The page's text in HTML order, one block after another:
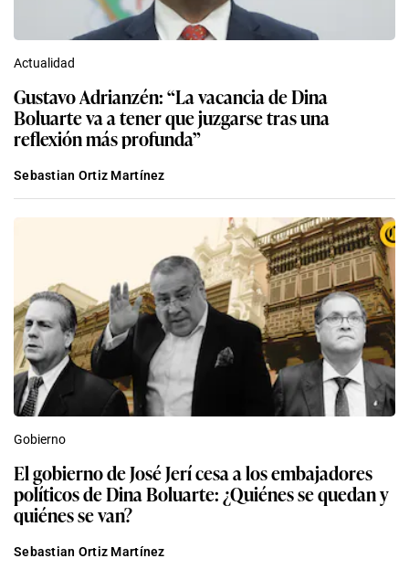
Actualidad
Gustavo Adrianzén: “La vacancia de Dina
Boluarte va a tener que juzgarse tras una
reflexión más profunda”
Sebastian Ortiz Martínez
Gobierno
El gobierno de José Jerí cesa a los embajadores
políticos de Dina Boluarte: ¿Quiénes se quedan y
quiénes se van?
Sebastian Ortiz Martínez